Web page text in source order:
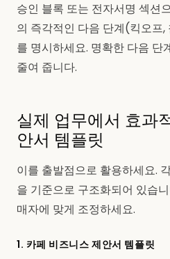
승인 블록 또는 전자서명 섹션
의 즉각적인 다음 단계(킥오프
를 명시하세요. 명확한 다음 단
줄여 줍니다.
실제 업무에서 효과
안서 템플릿
이를 출발점으로 활용하세요.
을 기준으로 구조화되어 있습
매자에 맞게 조정하세요.
1. 카페 비즈니스 제안서 템플릿